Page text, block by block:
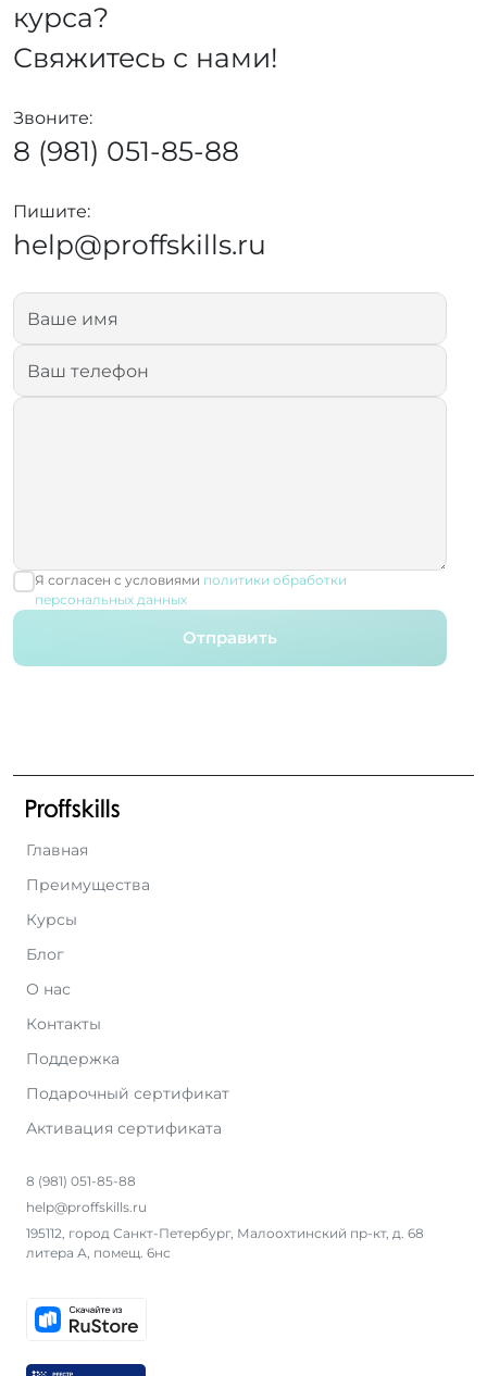
курса?
Свяжитесь с нами!
Звоните:
8 (981) 051-85-88
Пишите:
help@proffskills.ru
Я согласен с условиями политики обработки
персональных данных
Отправить
Главная
Преимущества
Курсы
Блог
О нас
Контакты
Поддержка
Подарочный сертификат
Активация сертификата
8 (981) 051-85-88
help@proffskills.ru
195112, город Санкт-Петербург, Малоохтинский пр-кт, д. 68
литера А, помещ. 6нс